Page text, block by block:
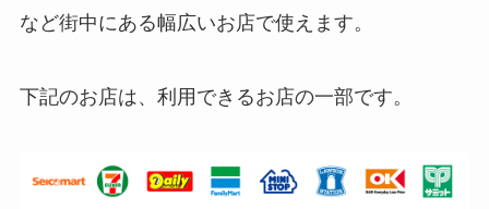
など街中にある幅広いお店で使えます。
下記のお店は、利用できるお店の一部です。